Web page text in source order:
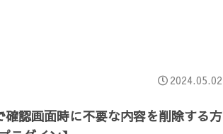
2024.05.02
確認画面時に不要な内容を削除する方